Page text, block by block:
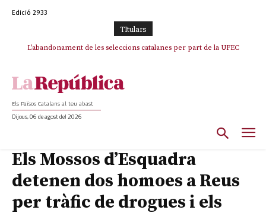
Edició 2933
TItulars
L’abandonament de les seleccions catalanes per part de la UFEC
Els Països Catalans al teu abast
Dijous, 06 de agost del 2026
Els Mossos d’Esquadra
detenen dos homoes a Reus
per tràfic de drogues i els